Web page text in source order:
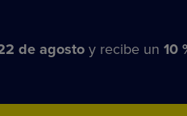
de agosto y recibe un 10